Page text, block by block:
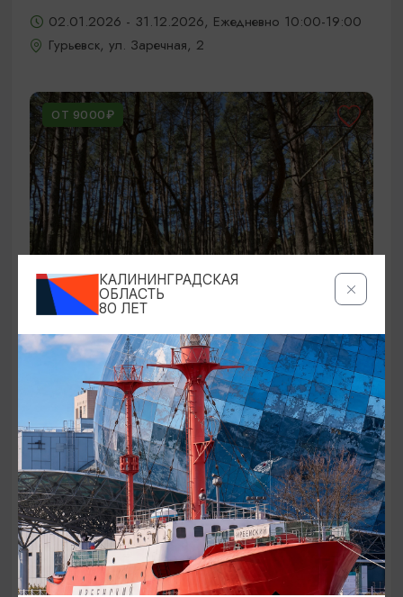
02.01.2026 - 31.12.2026, Ежедневно 10:00-19:00
Гурьевск, ул. Заречная, 2
ОТ 9000₽
ЭКСКУРСИИ УЧРЕЖДЕНИЙ КУЛЬТУРЫ
Аудиоспектакль «Истории Куршской
косы»
01.02.2026 - 31.12.2026, 13:00
Куршская коса
ОТ 2500₽
КАЛИНИНГРАДСКАЯ
ОБЛАСТЬ
80 ЛЕТ